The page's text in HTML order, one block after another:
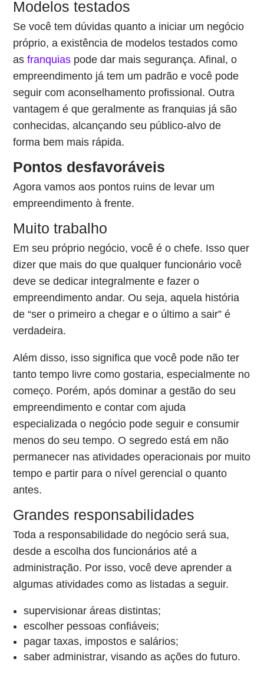
Modelos testados
Se você tem dúvidas quanto a iniciar um negócio
próprio, a existência de modelos testados como
asfranquias pode dar mais segurança. Afinal, o
empreendimento já tem um padrão e você pode
seguir com aconselhamento profissional. Outra
vantagem é que geralmente as franquias já são
conhecidas, alcançando seu público-alvo de
forma bem mais rápida.
Pontos desfavoráveis
Agora vamos aos pontos ruins de levar um
empreendimento à frente.
Muito trabalho
Em seu próprio negócio, você é o chefe. Isso quer
dizer que mais do que qualquer funcionário você
deve se dedicar integralmente e fazer o
empreendimento andar. Ou seja, aquela história
de “ser o primeiro a chegar e o último a sair” é
verdadeira.
Além disso, isso significa que você pode não ter
tanto tempo livre como gostaria, especialmente no
começo. Porém, após dominar a gestão do seu
empreendimento e contar com ajuda
especializada o negócio pode seguir e consumir
menos do seu tempo. O segredo está em não
permanecer nas atividades operacionais por muito
tempo e partir para o nível gerencial o quanto
antes.
Grandes responsabilidades
Toda a responsabilidade do negócio será sua,
desde a escolha dos funcionários até a
administração. Por isso, você deve aprender a
algumas atividades como as listadas a seguir.
supervisionar áreas distintas;
escolher pessoas confiáveis;
pagar taxas, impostos e salários;
saber administrar, visando as ações do futuro.